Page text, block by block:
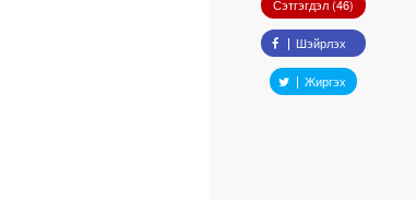
Сэтгэгдэл (46)
Шэйрлэх
Жиргэх